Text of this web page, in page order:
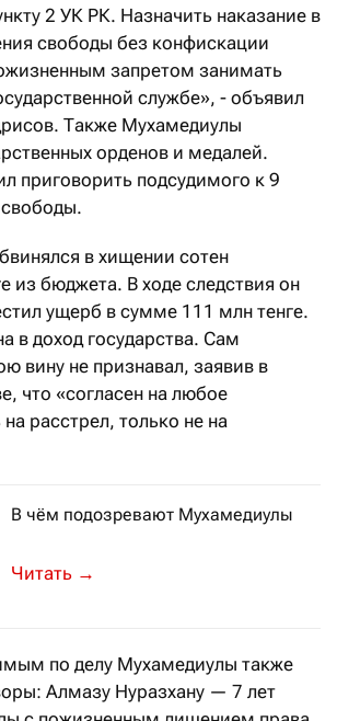
2 УК РК. Назначить наказание в
свободы без конфискации
запретом занимать
службе», - объявил
Также Мухамедиулы
орденов и медалей.
приговорить подсудимого к 9
в хищении сотен
из бюджета. В ходе следствия он
ущерб в сумме 111 млн тенге.
в доход государства. Сам
вину не признавал, заявив в
что «согласен на любое
расстрел, только не на
В чём подозревают Мухамедиулы
Об этом сообщили в Антикоре
→
по делу Мухамедиулы также
Алмазу Нуразхану — 7 лет